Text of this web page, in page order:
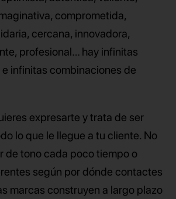
comprometida,
cercana, innovadora,
profesional… hay infinitas
infinitas combinaciones de
expresarte y trata de ser
lo que le llegue a tu cliente. No
de tono cada poco tiempo o
según por dónde contactes
marcas construyen a largo plazo